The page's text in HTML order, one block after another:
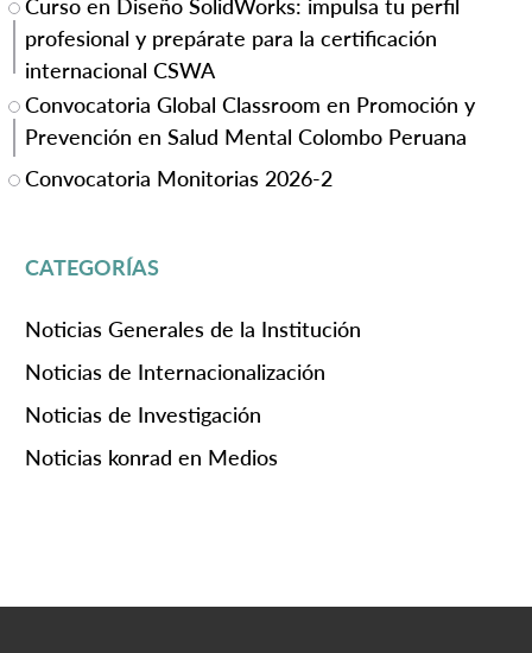
Curso en Diseño SolidWorks: impulsa tu perfil
profesional y prepárate para la certificación
internacional CSWA
Convocatoria Global Classroom en Promoción y
Prevención en Salud Mental Colombo Peruana
Convocatoria Monitorias 2026-2
CATEGORÍAS
Noticias Generales de la Institución
Noticias de Internacionalización
Noticias de Investigación
Noticias konrad en Medios